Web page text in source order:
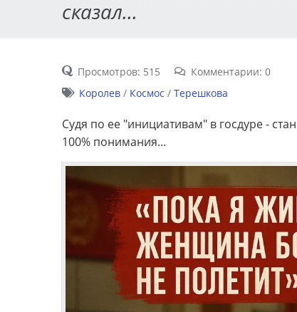
сказал...
Просмотров: 515 Комментарии: 0
Королев/ Космос / Терешкова
Судя по ее "инициативам" в госдуре -
100% понимания...